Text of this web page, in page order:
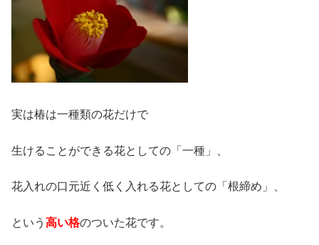
実は椿は一種類の花だけで
生けることができる花としての「一種」、
花入れの口元近く低く入れる花としての「根締め」、
という 高い格のついた花です。